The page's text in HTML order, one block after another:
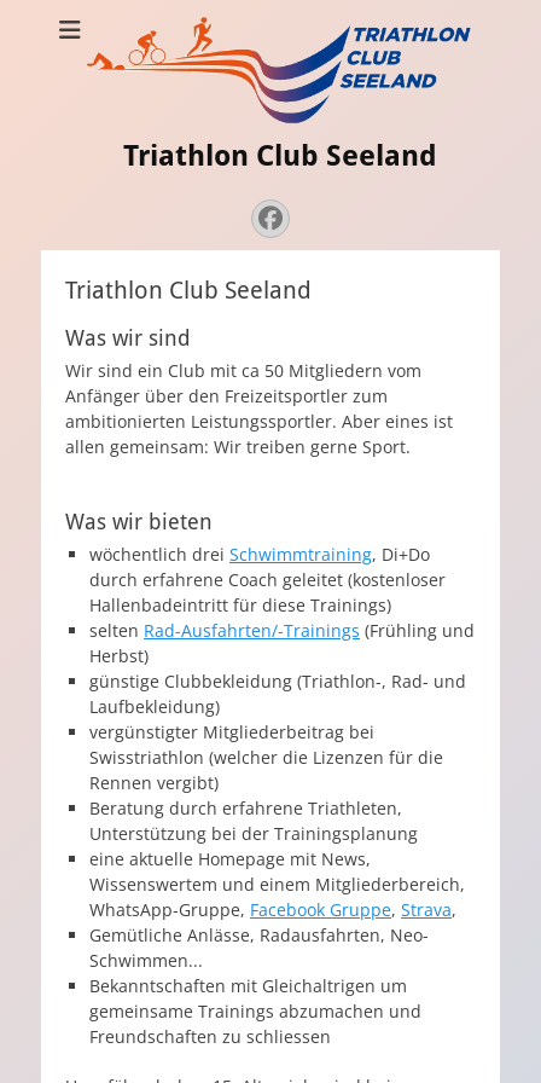
Triathlon Club Seeland
Facebook
Triathlon Club Seeland
Was wir sind
Wir sind ein Club mit ca 50 Mitgliedern vom
Anfänger über den Freizeitsportler zum
ambitionierten Leistungssportler. Aber eines ist
allen gemeinsam: Wir treiben gerne Sport.
Was wir bieten
wöchentlich drei Schwimmtraining, Di+Do
durch erfahrene Coach geleitet (kostenloser
Hallenbadeintritt für diese Trainings)
selten Rad-Ausfahrten/-Trainings (Frühling und
Herbst)
günstige Clubbekleidung (Triathlon-, Rad- und
Laufbekleidung)
vergünstigter Mitgliederbeitrag bei
Swisstriathlon (welcher die Lizenzen für die
Rennen vergibt)
Beratung durch erfahrene Triathleten,
Unterstützung bei der Trainingsplanung
eine aktuelle Homepage mit News,
Wissenswertem und einem Mitgliederbereich,
WhatsApp-Gruppe, Facebook Gruppe, Strava,
Gemütliche Anlässe, Radausfahrten, Neo-
Schwimmen...
Bekanntschaften mit Gleichaltrigen um
gemeinsame Trainings abzumachen und
Freundschaften zu schliessen